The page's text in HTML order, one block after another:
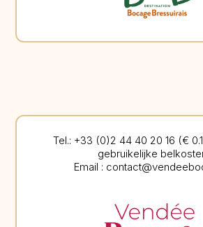
Tel.: +33 (0)2 44 40 20 16 (€
gebruikelijke
Email :